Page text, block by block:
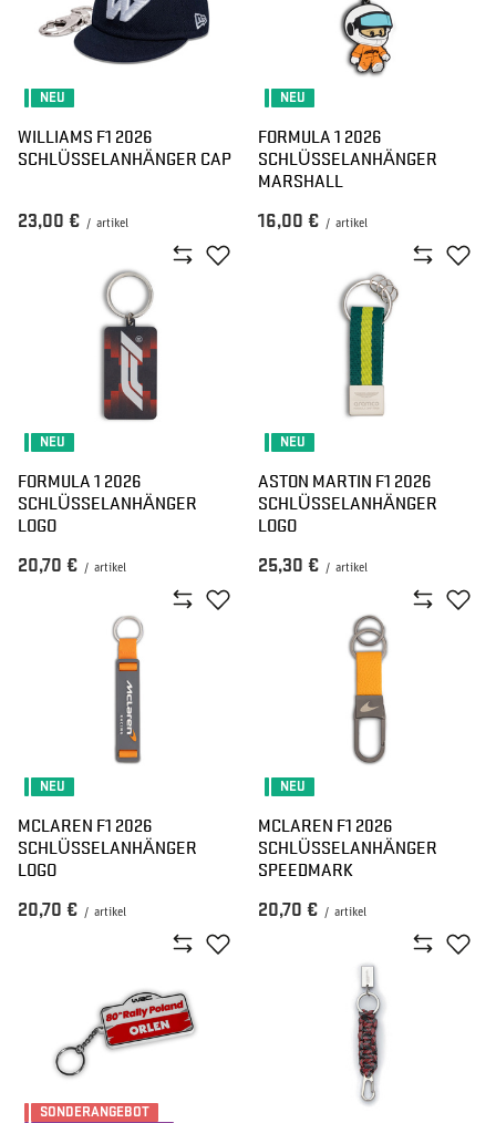
NEU
WILLIAMS F1 2026
SCHLÜSSELANHÄNGER CAP
23,00 € / artikel
NEU
FORMULA 1 2026
SCHLÜSSELANHÄNGER
MARSHALL
16,00 € / artikel
NEU
FORMULA 1 2026
SCHLÜSSELANHÄNGER
LOGO
20,70 € / artikel
NEU
ASTON MARTIN F1 2026
SCHLÜSSELANHÄNGER
LOGO
25,30 € / artikel
NEU
MCLAREN F1 2026
SCHLÜSSELANHÄNGER
LOGO
20,70 € / artikel
NEU
MCLAREN F1 2026
SCHLÜSSELANHÄNGER
SPEEDMARK
20,70 € / artikel
SONDERANGEBOT